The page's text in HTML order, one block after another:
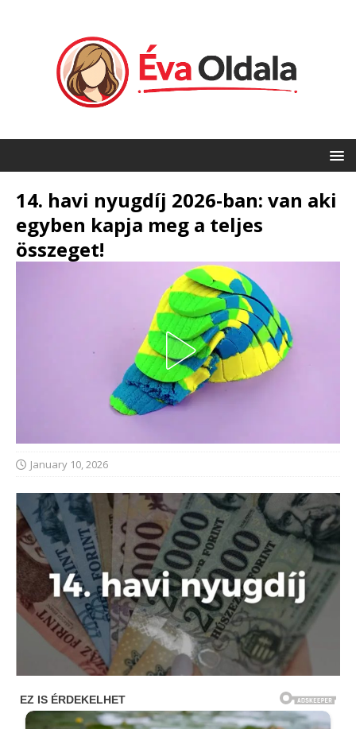
14. havi nyugdíj 2026-ban: van aki
egyben kapja meg a teljes
összeget!
January 10, 2026